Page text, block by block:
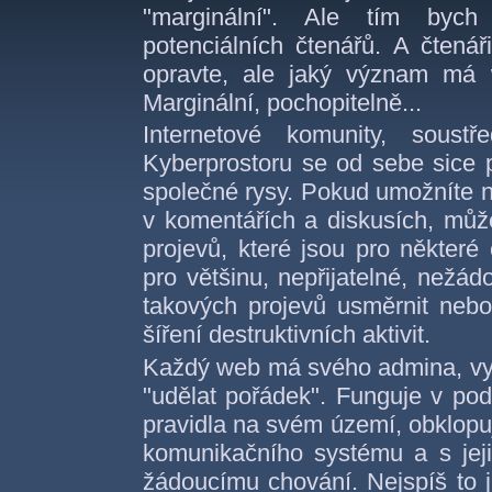
"marginální". Ale tím bych
potenciálních čtenářů. A
opravte, ale jaký význam má
Marginální, pochopitelně...
Internetové komunity,
Kyberprostoru se od sebe sice
společné rysy. Pokud umožníte
v komentářích a diskusích,
projevů, které jsou pro
pro většinu, nepřijatelné,
takových projevů usměrnit
šíření destruktivních aktivit.
Každý web má svého admina,
"udělat pořádek". Funguje v
pravidla na svém území,
komunikačního systému a s
žádoucímu chování. Nejspíš to